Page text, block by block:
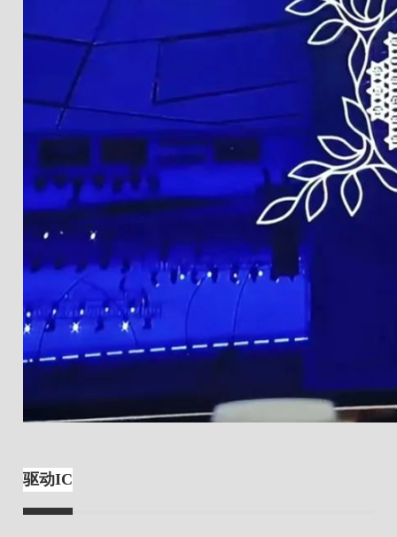
驱动IC